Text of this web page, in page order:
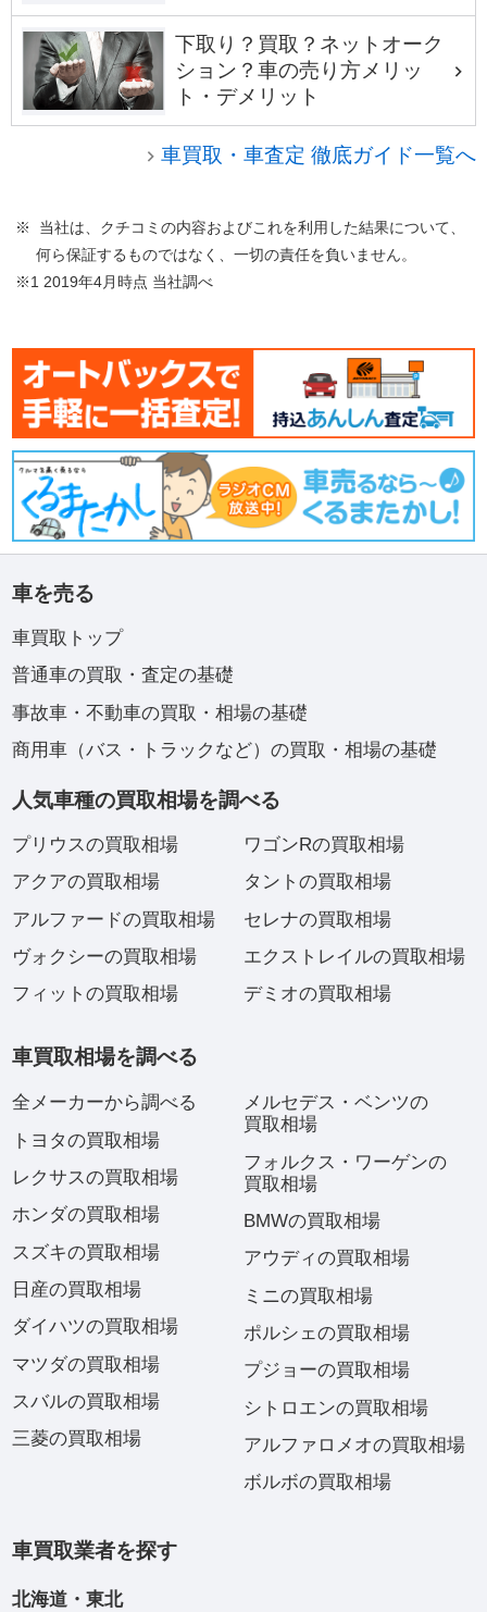
下取り？買取？ネットオーク
ション？車の売り方メリッ
ト・デメリット
車買取・車査定 徹底ガイド一覧へ
※ 当社は、クチコミの内容およびこれを利用した結果について、
何ら保証するものではなく、一切の責任を負いません。
※1 2019年4月時点 当社調べ
車を売る
車買取トップ
普通車の買取・査定の基礎
事故車・不動車の買取・相場の基礎
商用車（バス・トラックなど）の買取・相場の基礎
人気車種の買取相場を調べる
プリウスの買取相場
アクアの買取相場
アルファードの買取相場
ヴォクシーの買取相場
フィットの買取相場
ワゴンRの買取相場
タントの買取相場
セレナの買取相場
エクストレイルの買取相場
デミオの買取相場
車買取相場を調べる
全メーカーから調べる
トヨタの買取相場
レクサスの買取相場
ホンダの買取相場
スズキの買取相場
日産の買取相場
ダイハツの買取相場
マツダの買取相場
スバルの買取相場
三菱の買取相場
メルセデス・ベンツの
買取相場
フォルクス・ワーゲンの
買取相場
BMWの買取相場
アウディの買取相場
ミニの買取相場
ポルシェの買取相場
プジョーの買取相場
シトロエンの買取相場
アルファロメオの買取相場
ボルボの買取相場
車買取業者を探す
北海道・東北